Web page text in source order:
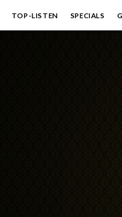
TOP-LISTEN SPECIALS